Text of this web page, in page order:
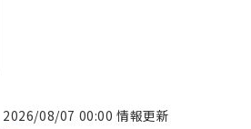
2026/08/07 00:00 情報更新